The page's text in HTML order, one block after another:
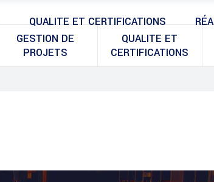
GESTION DE
PROJETS
QUALITE ET
CERTIFICATIONS
QUALITE ET CERTIFICATIONS